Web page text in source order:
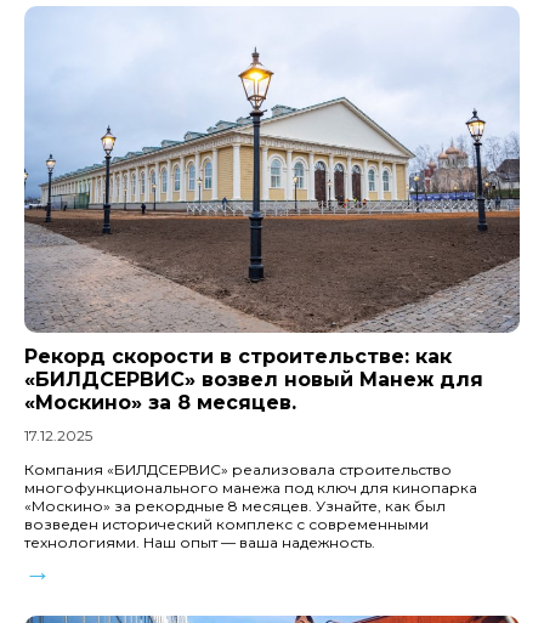
Рекорд скорости в строительстве: как
«БИЛДСЕРВИС» возвел новый Манеж для
«Москино» за 8 месяцев.
17.12.2025
Компания «БИЛДСЕРВИС» реализовала строительство
многофункционального манежа под ключ для кинопарка
«Москино» за рекордные 8 месяцев. Узнайте, как был
возведен исторический комплекс с современными
технологиями. Наш опыт — ваша надежность.
→